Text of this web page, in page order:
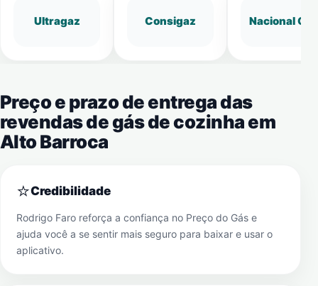
Ultragaz Consigaz Nacional Gás
Preço e prazo de entrega das
revendas de gás de cozinha em
Alto Barroca
⭐Credibilidade
Rodrigo Faro reforça a confiança no Preço do Gás e
ajuda você a se sentir mais seguro para baixar e usar o
aplicativo.